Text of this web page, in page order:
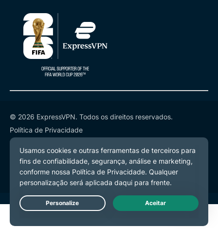
© 2026 ExpressVPN. Todos os direitos reservados.
Política de Privacidade
Termos de Serviço
Preferências de Cookies
Live Chat